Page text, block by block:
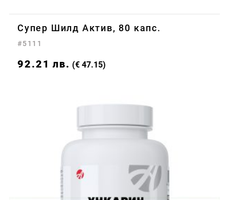
Супер Шилд Актив, 80 капс.
#5111
92.21 лв. (€ 47.15)